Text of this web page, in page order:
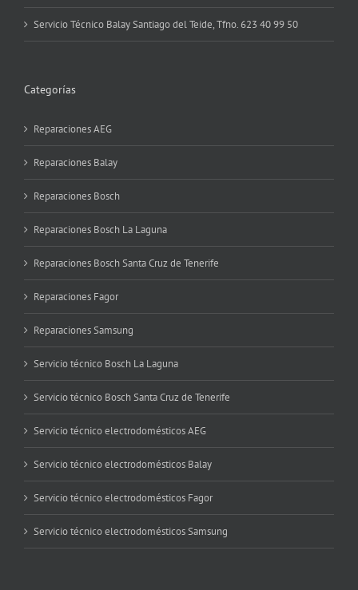
Servicio Técnico Balay Santiago del Teide, Tfno. 623 40 99 50
Categorías
Reparaciones AEG
Reparaciones Balay
Reparaciones Bosch
Reparaciones Bosch La Laguna
Reparaciones Bosch Santa Cruz de Tenerife
Reparaciones Fagor
Reparaciones Samsung
Servicio técnico Bosch La Laguna
Servicio técnico Bosch Santa Cruz de Tenerife
Servicio técnico electrodomésticos AEG
Servicio técnico electrodomésticos Balay
Servicio técnico electrodomésticos Fagor
Servicio técnico electrodomésticos Samsung